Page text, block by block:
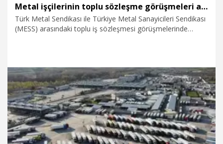
Metal işçilerinin toplu sözleşme görüşmeleri ara buluculuğa gidiyor
Türk Metal Sendikası ile Türkiye Metal Sanayicileri Sendikası
(MESS) arasındaki toplu iş sözleşmesi görüşmelerinde
8.12.2025 Ekonomi